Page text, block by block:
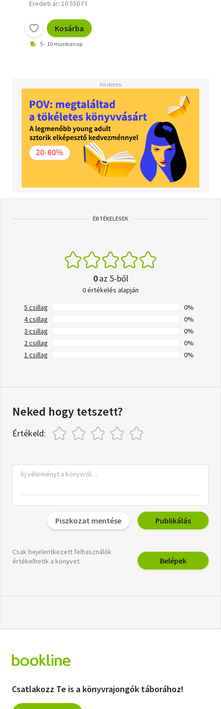
Eredeti ár: 10 550 Ft
Kosárba
5 - 10 munkanap
ÉRTÉKELÉSEK
0az 5-ből
0 értékelés alapján
5 csillag
0%
4 csillag
0%
3 csillag
0%
2 csillag
0%
1 csillag
0%
Neked hogy tetszett?
Értékeld:
Piszkozat mentése Publikálás
Csak bejelentkezett felhasználók
értékelhetik a könyvet.
Belépek
Csatlakozz Te is a könyvrajongók táborához!